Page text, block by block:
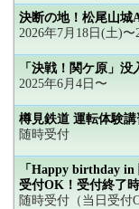
決断の地！松尾山城
2026年7月18日(土)〜
「決戦！関ケ原」
2025年6月4日〜
樽見鉄道 運転体験講
随時受付
「Happy birthday
受付OK！受付終了時
随時受付（当日受付